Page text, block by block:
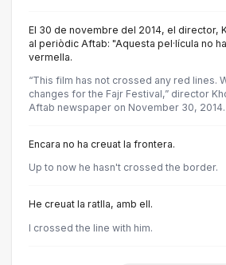
El 30 de novembre del 2014, el director,
al periòdic Aftab: "Aquesta pel·lícula no
vermella.
“This film has not crossed any red lines.
changes for the Fajr Festival,” director
Aftab newspaper on November 30, 2014.
Encara no ha creuat la frontera.
Up to now he hasn't crossed the border.
He creuat la ratlla, amb ell.
I crossed the line with him.